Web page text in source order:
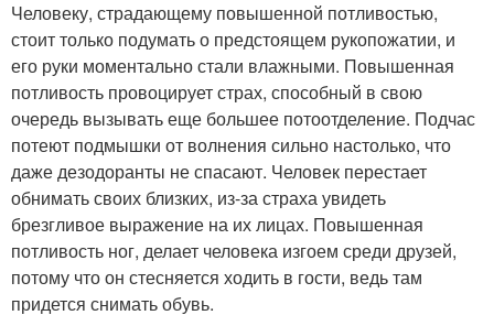
Человеку, страдающему повышенной потливостью,
стоит только подумать о предстоящем рукопожатии, и
его руки моментально стали влажными. Повышенная
потливость провоцирует страх, способный в свою
очередь вызывать еще большее потоотделение. Подчас
потеют подмышки от волнения сильно настолько, что
даже дезодоранты не спасают. Человек перестает
обнимать своих близких, из-за страха увидеть
брезгливое выражение на их лицах. Повышенная
потливость ног, делает человека изгоем среди друзей,
потому что он стесняется ходить в гости, ведь там
придется снимать обувь.